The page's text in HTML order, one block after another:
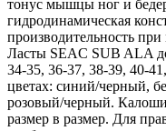
тонус мышцы ног и
гидродинамическая
производительность
Ласты SEAC SUB ALA
34-35, 36-37, 38-39, 40-
цветах: синий/черный,
розовый/черный. Калоши
размер в размер. Для